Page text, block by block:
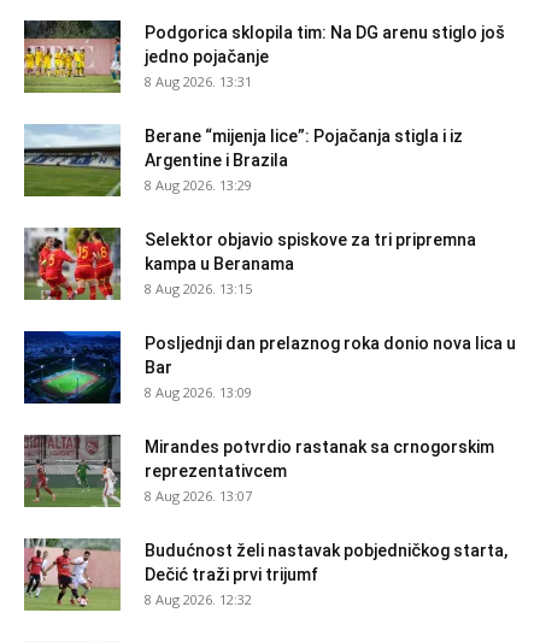
Podgorica sklopila tim: Na DG arenu stiglo još
jedno pojačanje
8 Aug 2026. 13:31
Berane “mijenja lice”: Pojačanja stigla i iz
Argentine i Brazila
8 Aug 2026. 13:29
Selektor objavio spiskove za tri pripremna
kampa u Beranama
8 Aug 2026. 13:15
Posljednji dan prelaznog roka donio nova lica u
Bar
8 Aug 2026. 13:09
Mirandes potvrdio rastanak sa crnogorskim
reprezentativcem
8 Aug 2026. 13:07
Budućnost želi nastavak pobjedničkog starta,
Dečić traži prvi trijumf
8 Aug 2026. 12:32